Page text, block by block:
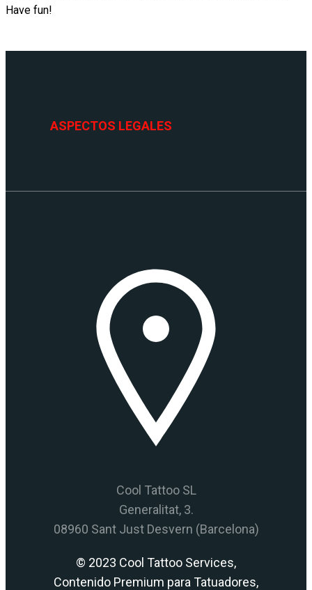
Have fun!
ASPECTOS LEGALES
Cool Tattoo SL
Generalitat, 3.
08960 Sant Just Desvern (Barcelona)
© 2023 Cool Tattoo Services,
Contenido Premium para Tatuadores,